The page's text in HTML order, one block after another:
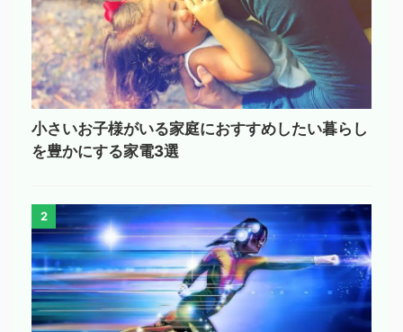
小さいお子様がいる家庭におすすめしたい暮らし
を豊かにする家電3選
2